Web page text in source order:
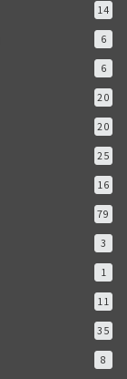
14
6
6
20
20
25
16
79
3
1
11
35
8